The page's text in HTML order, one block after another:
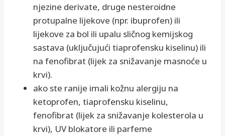
njezine derivate, druge nesteroidne
protupalne lijekove (npr. ibuprofen) ili
lijekove za bol ili upalu sličnog kemijskog
sastava (uključujući tiaprofensku kiselinu) ili
na fenofibrat (lijek za snižavanje masnoće u
krvi).
ako ste ranije imali kožnu alergiju na
ketoprofen, tiaprofensku kiselinu,
fenofibrat (lijek za snižavanje kolesterola u
krvi), UV blokatore ili parfeme